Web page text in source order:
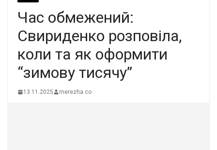
Час обмежений:
Свириденко розповіла,
коли та як оформити
“зимову тисячу”
13.11.2025 merezha.co